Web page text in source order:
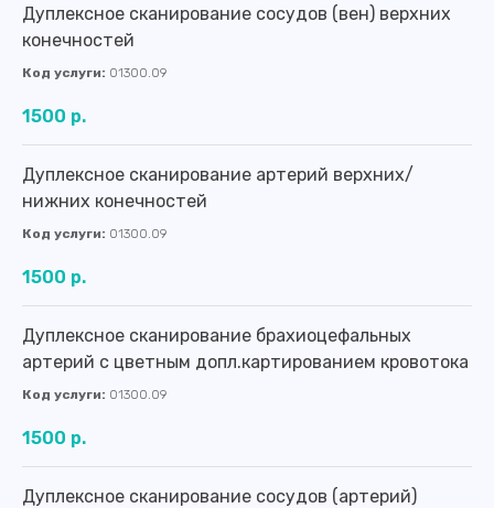
Дуплексное сканирование сосудов (вен) верхних
конечностей
Код услуги: 01300.09
1500 р.
Дуплексное сканирование артерий верхних/
нижних конечностей
Код услуги: 01300.09
1500 р.
Дуплексное сканирование брахиоцефальных
артерий с цветным допл.картированием кровотока
Код услуги: 01300.09
1500 р.
Дуплексное сканирование сосудов (артерий)